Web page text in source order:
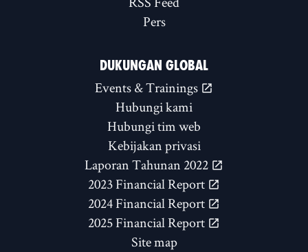
Pers
DUKUNGAN GLOBAL
Events & Trainings
Hubungi kami
Hubungi tim web
Kebijakan privasi
Laporan Tahunan 2022
2023 Financial Report
2024 Financial Report
2025 Financial Report
Site map